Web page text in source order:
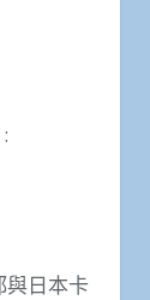
與日本卡